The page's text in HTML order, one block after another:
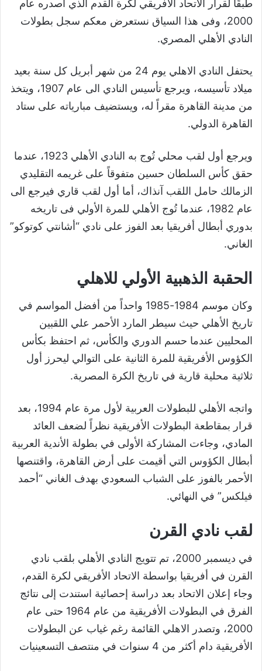
طبقًا لقرار الاتحاد الأفريقي لكرة القدم الذي أصدره عام
2000، وفى هذا السياق نستعرض معكم سجل بطولات
النادي الأهلي المصري.
يحتفل النادي الاهلي يوم 24 من شهر أبريل كل سنة بعيد
ميلاد تأسيسه، ويرجع تأسيس النادي الى عام 1907، ويتخذ
من مدينة القاهرة مقراً له، ويستضيف مبارياته على ستاد
القاهرة الدولي.
ويرجع أول لقب محلي تُوج به النادي الأهلي 1923، عندما
حقق كأس السلطان حسين متفوقاً على غريمه التقليدي
الزمالك حامل اللقب آنذاك، أما أول لقب قاري فيرجع الى
عام 1982، عندما تُوج الأهلي للمرة الأولي فى تاريخه
بدوري أبطال أفريقيا بعد الفوز على نادي “أشانتي كوتوكو”
الغاني.
الحقبة الذهبية الأولي للاهلي
وكان موسم 1984-1985 واحداً من أفضل المواسم في
تاريخ الأهلي حيث سيطر المارد الأحمر علي اللقبين
المحليين عندما حسم الدوري والكأس، ثم احتفظ بكأس
الكؤوس الأفريقية للمرة الثانية على التوالي ليحرز أول
ثلاثية محلية قارية في تاريخ الكرة المصرية.
واتجه الأهلي للبطولات العربية لأول مرة عام 1994، بعد
قرار بمقاطعة البطولات الأفريقية نظراً لضعف العائد
المادي، وجاءت المشاركة الأولى في بطولة الأندية العربية
أبطال الكؤوس التي أقيمت على أرض القاهرة، واقتنصها
الأحمر بالفوز على الشباب السعودي بهدف الغاني “أحمد
فيلكس” في النهائي.
لقب نادي القرن
في ديسمبر 2000، تم تتويج النادي الأهلي بلقب نادي
القرن في أفريقيا بواسطة الاتحاد الأفريقي لكرة القدم،
وجاء إعلان الاتحاد بعد دراسة إحصائية استندت إلى نتائج
الفرق في البطولات الأفريقية من عام 1964 حتى عام
2000، وتصدر الاهلي القائمة رغم غياب عن البطولات
الأفريقية دام أكثر من 4 سنوات في منتصف التسعينيات